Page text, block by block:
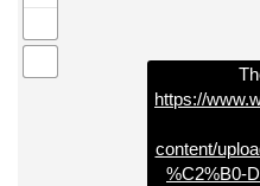
https://
content/
%C2%B0-